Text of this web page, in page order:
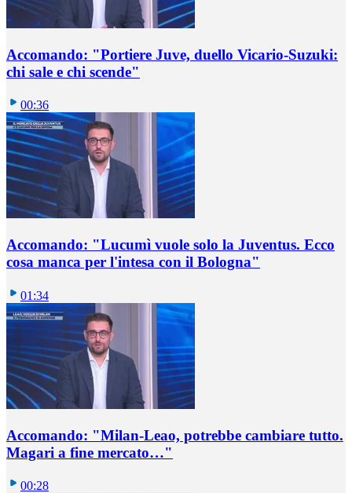
Accomando: "Portiere Juve, duello Vicario-Suzuki:
chi sale e chi scende"
00:36
Accomando: "Lucumì vuole solo la Juventus. Ecco
cosa manca per l'intesa con il Bologna"
01:34
Accomando: "Milan-Leao, potrebbe cambiare tutto.
Magari a fine mercato…"
00:28